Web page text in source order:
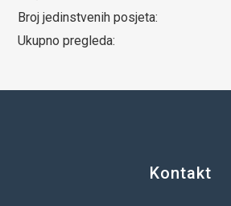
Broj jedinstvenih posjeta:
Ukupno pregleda:
Kontakt